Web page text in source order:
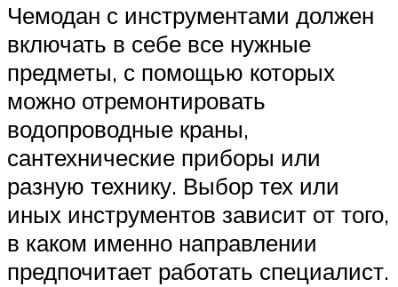
Чемодан с инструментами должен
включать в себе все нужные
предметы, с помощью которых
можно отремонтировать
водопроводные краны,
сантехнические приборы или
разную технику. Выбор тех или
иных инструментов зависит от того,
в каком именно направлении
предпочитает работать специалист.